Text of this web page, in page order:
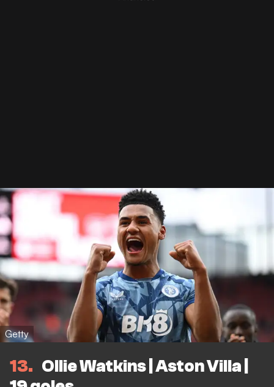
Getty
13
Ollie Watkins | Aston Villa |